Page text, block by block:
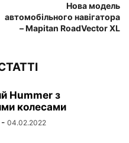
Нова модель
автомобільного навігатора
– Mapitan RoadVector XL
Hummer з
колесами
- 04.02.2022